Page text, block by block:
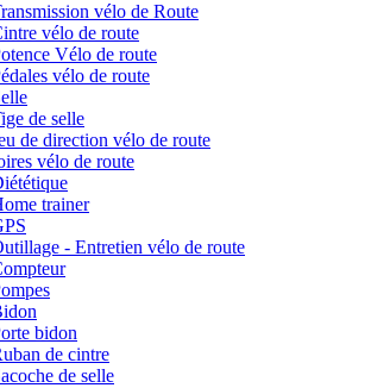
vélo de Route
vélo de route
Vélo de route
vélo de route
de selle
de direction vélo de route
vélo de route
trainer
- Entretien vélo de route
bidon
de cintre
de selle